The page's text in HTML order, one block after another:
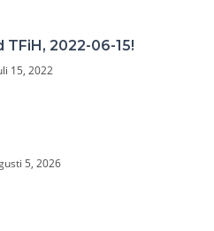
2022-06-15!
15, 2022
5, 2026